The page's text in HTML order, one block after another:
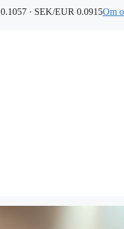
· SEK/EUR 0.0915Om